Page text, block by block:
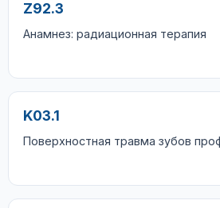
Z92.3
Анамнез: радиационная терапия
K03.1
Поверхностная травма зубов